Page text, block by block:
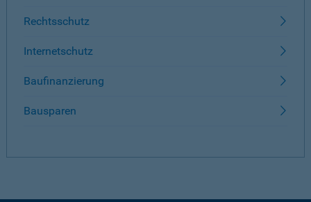
Rechtsschutz
Internetschutz
Baufinanzierung
Bausparen